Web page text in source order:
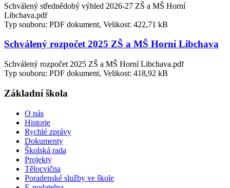
Schválený střednědobý výhled 2026-27 ZŠ a MŠ Horní
Libchava.pdf
Typ souboru: PDF dokument, Velikost: 422,71 kB
Schválený rozpočet 2025 ZŠ a MŠ Horní Libchava
Schválený rozpočet 2025 ZŠ a MŠ Horní Libchava.pdf
Typ souboru: PDF dokument, Velikost: 418,92 kB
Základní škola
O nás
Historie
Rychlé zprávy
Dokumenty
Školská rada
Projekty
Tělocvična
Poradenské služby ve škole